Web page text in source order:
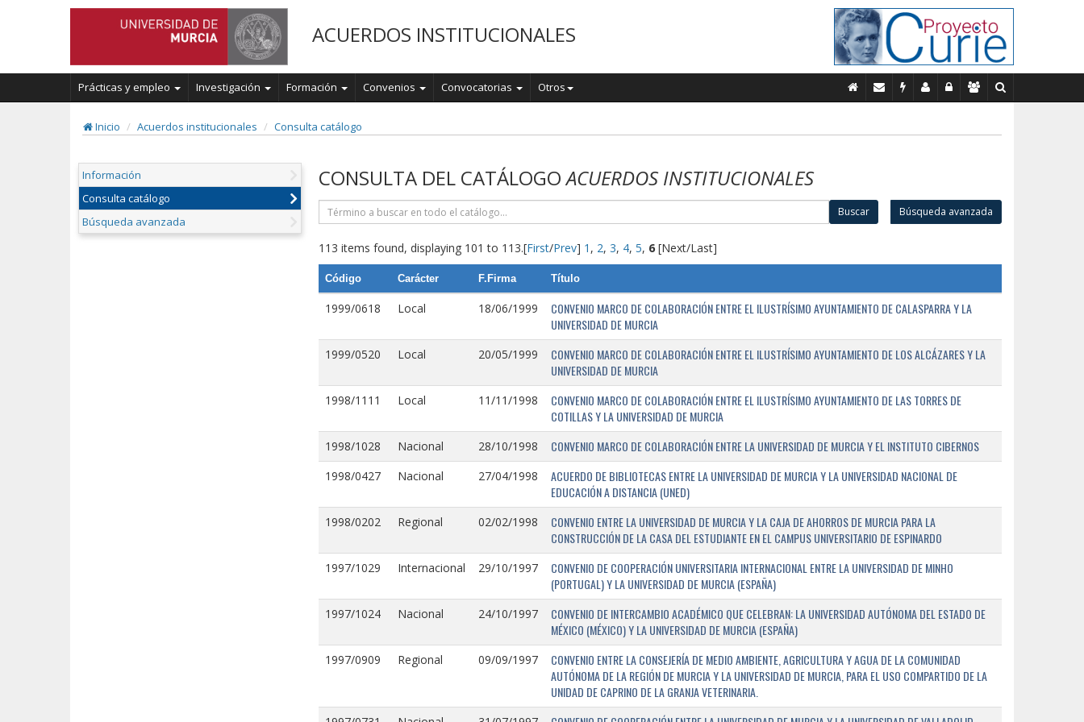
ACUERDOS INSTITUCIONALES
Prácticas y empleo Investigación Formación Convenios Convocatorias Otros
Inicio Acuerdos institucionales Consulta catálogo
Información
Consulta catálogo
Búsqueda avanzada
CONSULTA DEL CATÁLOGOACUERDOS INSTITUCIONALES
Buscar Búsqueda avanzada
113 items found, displaying 101 to 113.[First/Prev] 1 , 2, 3, 4, 5, 6[Next/Last]
Código Carácter F.Firma Título
1999/0618 Local 18/06/1999
CONVENIO MARCO DE COLABORACIÓN ENTRE EL ILUSTRÍSIMO AYUNTAMIENTO DE CALASPARRA Y LA
UNIVERSIDAD DE MURCIA
1999/0520 Local 20/05/1999
CONVENIO MARCO DE COLABORACIÓN ENTRE EL ILUSTRÍSIMO AYUNTAMIENTO DE LOS ALCÁZARES Y LA
UNIVERSIDAD DE MURCIA
1998/1111 Local 11/11/1998
CONVENIO MARCO DE COLABORACIÓN ENTRE EL ILUSTRÍSIMO AYUNTAMIENTO DE LAS TORRES DE
COTILLAS Y LA UNIVERSIDAD DE MURCIA
1998/1028 Nacional 28/10/1998 CONVENIO MARCO DE COLABORACIÓN ENTRE LA UNIVERSIDAD DE MURCIA Y EL INSTITUTO CIBERNOS
1998/0427 Nacional 27/04/1998
ACUERDO DE BIBLIOTECAS ENTRE LA UNIVERSIDAD DE MURCIA Y LA UNIVERSIDAD NACIONAL DE
EDUCACIÓN A DISTANCIA (UNED)
1998/0202 Regional 02/02/1998
CONVENIO ENTRE LA UNIVERSIDAD DE MURCIA Y LA CAJA DE AHORROS DE MURCIA PARA LA
CONSTRUCCIÓN DE LA CASA DEL ESTUDIANTE EN EL CAMPUS UNIVERSITARIO DE ESPINARDO
1997/1029 Internacional 29/10/1997
CONVENIO DE COOPERACIÓN UNIVERSITARIA INTERNACIONAL ENTRE LA UNIVERSIDAD DE MINHO
(PORTUGAL) Y LA UNIVERSIDAD DE MURCIA (ESPAÑA)
1997/1024 Nacional 24/10/1997
CONVENIO DE INTERCAMBIO ACADÉMICO QUE CELEBRAN: LA UNIVERSIDAD AUTÓNOMA DEL ESTADO DE
MÉXICO (MÉXICO) Y LA UNIVERSIDAD DE MURCIA (ESPAÑA)
1997/0909 Regional 09/09/1997
CONVENIO ENTRE LA CONSEJERÍA DE MEDIO AMBIENTE, AGRICULTURA Y AGUA DE LA COMUNIDAD
AUTÓNOMA DE LA REGIÓN DE MURCIA Y LA UNIVERSIDAD DE MURCIA, PARA EL USO COMPARTIDO DE LA
UNIDAD DE CAPRINO DE LA GRANJA VETERINARIA.